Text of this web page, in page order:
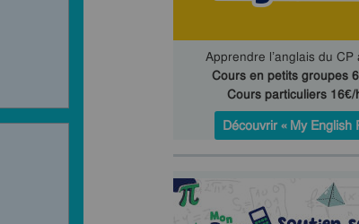
Apprendre l’anglais du CP
Cours en petits groupes
Cours particuliers 16€/
Découvrir « My English